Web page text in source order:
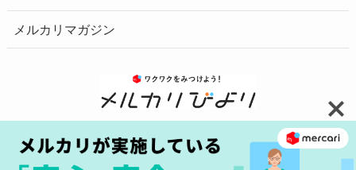
メルカリマガジン
お問い合わせ 安心・安全の取り組みへ プライバシーポリシー